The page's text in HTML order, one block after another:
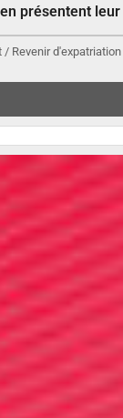
présentent
/ Revenir d'expatriation